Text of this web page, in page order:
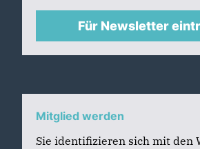
Für Newsletter
Mitglied werden
Sie identifizieren sich mit den